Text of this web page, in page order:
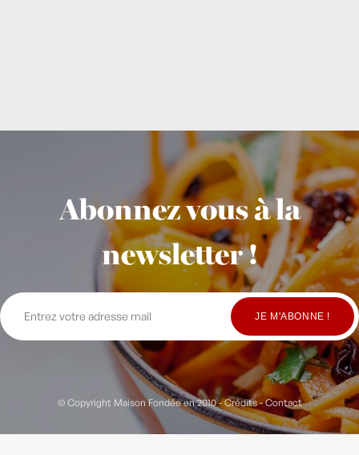
Abonnez vous à la
newsletter !
© Copyright Maison Fondée en 2010-Crédits-Contact